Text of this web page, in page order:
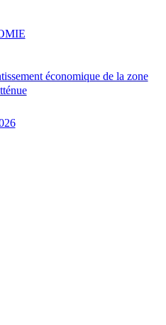
économique de la zone